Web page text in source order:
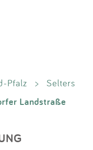
Pfalz >
Selters
Landstraße